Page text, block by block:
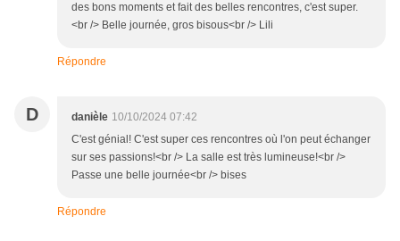
des bons moments et fait des belles rencontres, c'est super.
<br /> Belle journée, gros bisous<br /> Lili
Répondre
D danièle 10/10/2024 07:42
C'est génial! C'est super ces rencontres où l'on peut échanger
sur ses passions!<br /> La salle est très lumineuse!<br />
Passe une belle journée<br /> bises
Répondre